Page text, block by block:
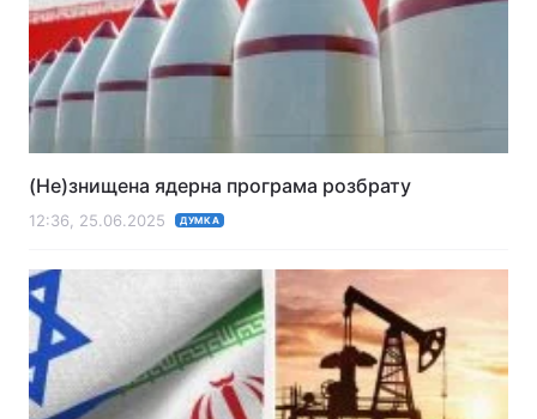
Лонгріди
Відео з Youtube
Архів
Контакти
Послуги
(Не)знищена ядерна програма розбрату
12:36, 25.06.2025 ДУМКА